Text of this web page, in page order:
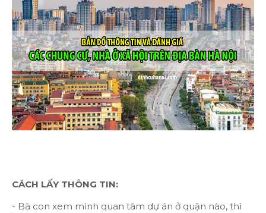
CÁCH LẤY THÔNG TIN:
- Bà con xem mình quan tâm dự án ở quận nào, thì